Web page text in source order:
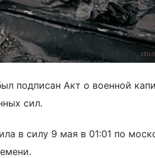
подписан Акт о военной
сил.
в силу 9 мая в 01:01 по